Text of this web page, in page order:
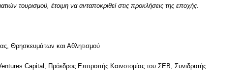
τουρισμού, έτοιμη να ανταποκριθεί στις προκλήσεις της εποχής.
Θρησκευμάτων και Αθλητισμού
Capital, Πρόεδρος Επιτροπής Καινοτομίας του ΣΕΒ, Συνιδρυτής